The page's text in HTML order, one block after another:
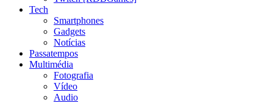
Tech
Smartphones
Gadgets
Notícias
Passatempos
Multimédia
Fotografia
Vídeo
Audio